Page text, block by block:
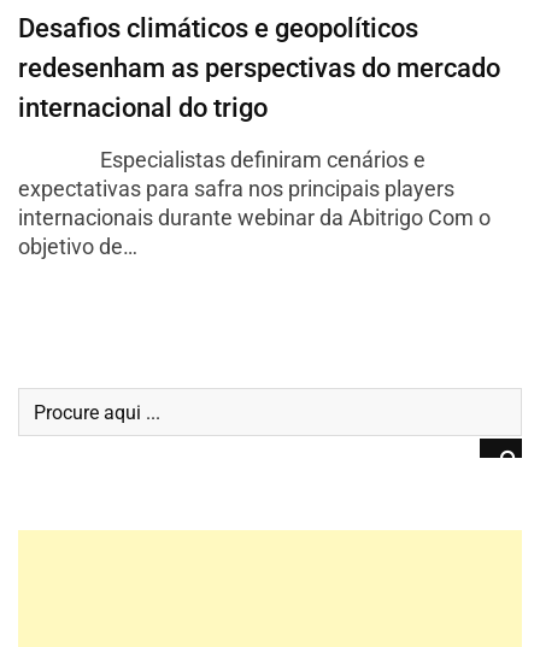
Desafios climáticos e geopolíticos
redesenham as perspectivas do mercado
internacional do trigo
Especialistas definiram cenários e
expectativas para safra nos principais players
internacionais durante webinar da Abitrigo Com o
objetivo de…